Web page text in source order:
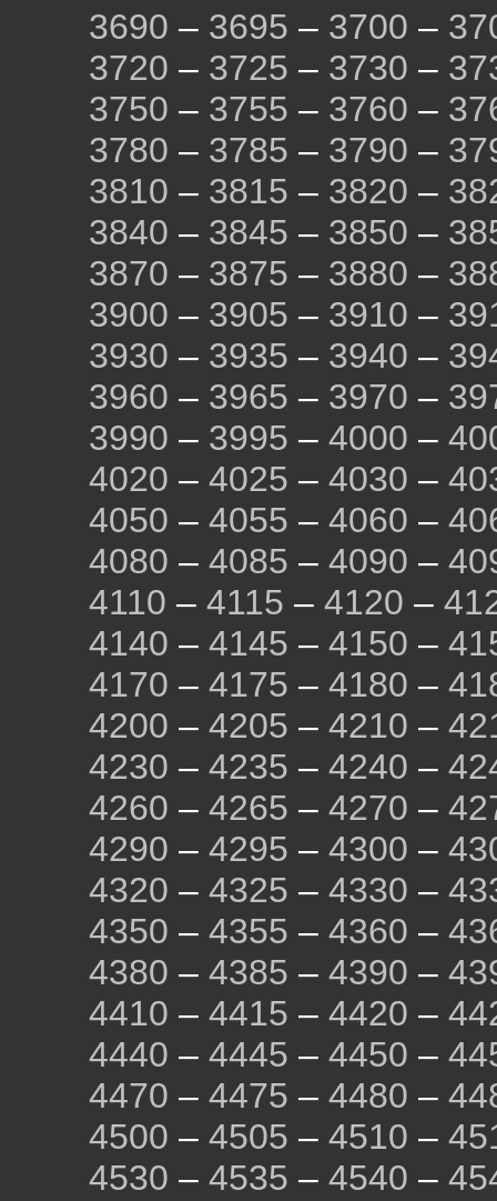
3690 – 3695 – 3700 –
3720 – 3725 – 3730 –
3750 – 3755 – 3760 –
3780 – 3785 – 3790 –
3810 – 3815 – 3820 –
3840 – 3845 – 3850 –
3870 – 3875 – 3880 –
3900 – 3905 – 3910 –
3930 – 3935 – 3940 –
3960 – 3965 – 3970 –
3990 – 3995 – 4000 –
4020 – 4025 – 4030 –
4050 – 4055 – 4060 –
4080 – 4085 – 4090 –
4110 – 4115 – 4120 –
4140 – 4145 – 4150 –
4170 – 4175 – 4180 –
4200 – 4205 – 4210 –
4230 – 4235 – 4240 –
4260 – 4265 – 4270 –
4290 – 4295 – 4300 –
4320 – 4325 – 4330 –
4350 – 4355 – 4360 –
4380 – 4385 – 4390 –
4410 – 4415 – 4420 –
4440 – 4445 – 4450 –
4470 – 4475 – 4480 –
4500 – 4505 – 4510 –
4530 – 4535 – 4540 –